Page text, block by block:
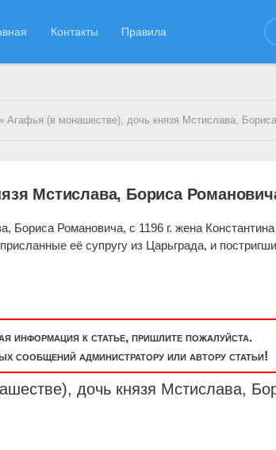
Контакты Правила
» Агафья (в монашестве), дочь князя Мстислава, Бориса
Мстислава, Бориса
Бориса Романовича, с 1196 г. жена Константина
её супругу из Царьграда, и
информация к статье, пришлите пожалуйста.
администратору или автору статьи!
дочь князя Мстислава,